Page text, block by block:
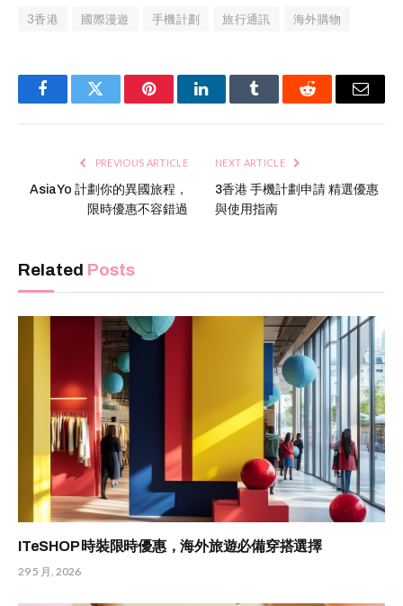
3香港 國際漫遊 手機計劃 旅行通訊 海外購物
FacebookTwitter PinterestLinkedInTumblr Reddit Email
PREVIOUS ARTICLE
AsiaYo 計劃你的異國旅程，
限時優惠不容錯過
NEXT ARTICLE
3香港 手機計劃申請 精選優惠
與使用指南
Related Posts
ITeSHOP 時裝限時優惠，海外旅遊必備穿搭選擇
29 5 月, 2026